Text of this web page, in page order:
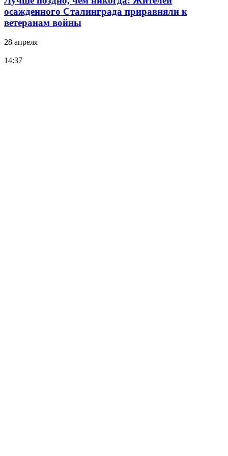
осажденного Сталинграда приравняли к
ветеранам войны
28 апреля
14:37